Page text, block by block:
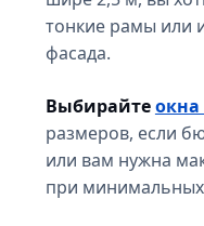
тонкие рамы или
фасада.
Выбирайтеокна
размеров, если
или вам нужна
при